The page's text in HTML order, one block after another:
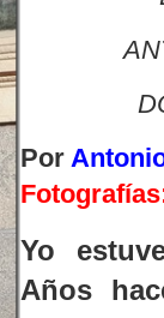
Por
Yo
Años